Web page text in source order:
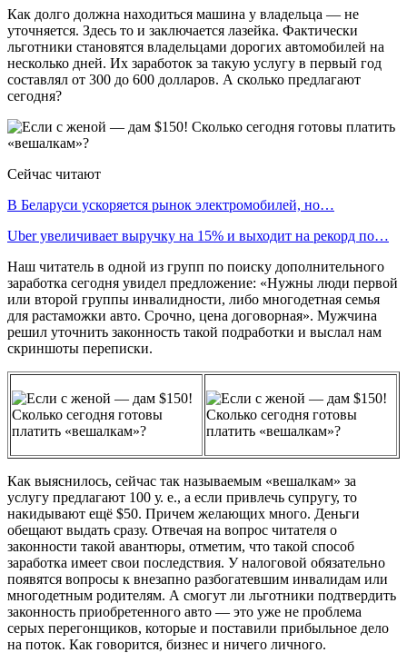
Как долго должна находиться машина у владельца — не
уточняется. Здесь то и заключается лазейка. Фактически
льготники становятся владельцами дорогих автомобилей на
несколько дней. Их заработок за такую услугу в первый год
составлял от 300 до 600 долларов. А сколько предлагают
сегодня?
Сейчас читают
В Беларуси ускоряется рынок электромобилей, но…
Uber увеличивает выручку на 15% и выходит на рекорд по…
Наш читатель в одной из групп по поиску дополнительного
заработка сегодня увидел предложение: «Нужны люди первой
или второй группы инвалидности, либо многодетная семья
для растаможки авто. Срочно, цена договорная». Мужчина
решил уточнить законность такой подработки и выслал нам
скриншоты переписки.
Как выяcнилось, сейчас так называемым «вешалкам» за
услугу предлагают 100 у. е., а если привлечь супругу, то
накидывают ещё $50. Причем желающих много. Деньги
обещают выдать сразу. Отвечая на вопрос читателя о
законности такой авантюры, отметим, что такой способ
заработка имеет свои последствия. У налоговой обязательно
появятся вопросы к внезапно разбогатевшим инвалидам или
многодетным родителям. А смогут ли льготники подтвердить
законность приобретенного авто — это уже не проблема
серых перегонщиков, которые и поставили прибыльное дело
на поток. Как говорится, бизнес и ничего личного.